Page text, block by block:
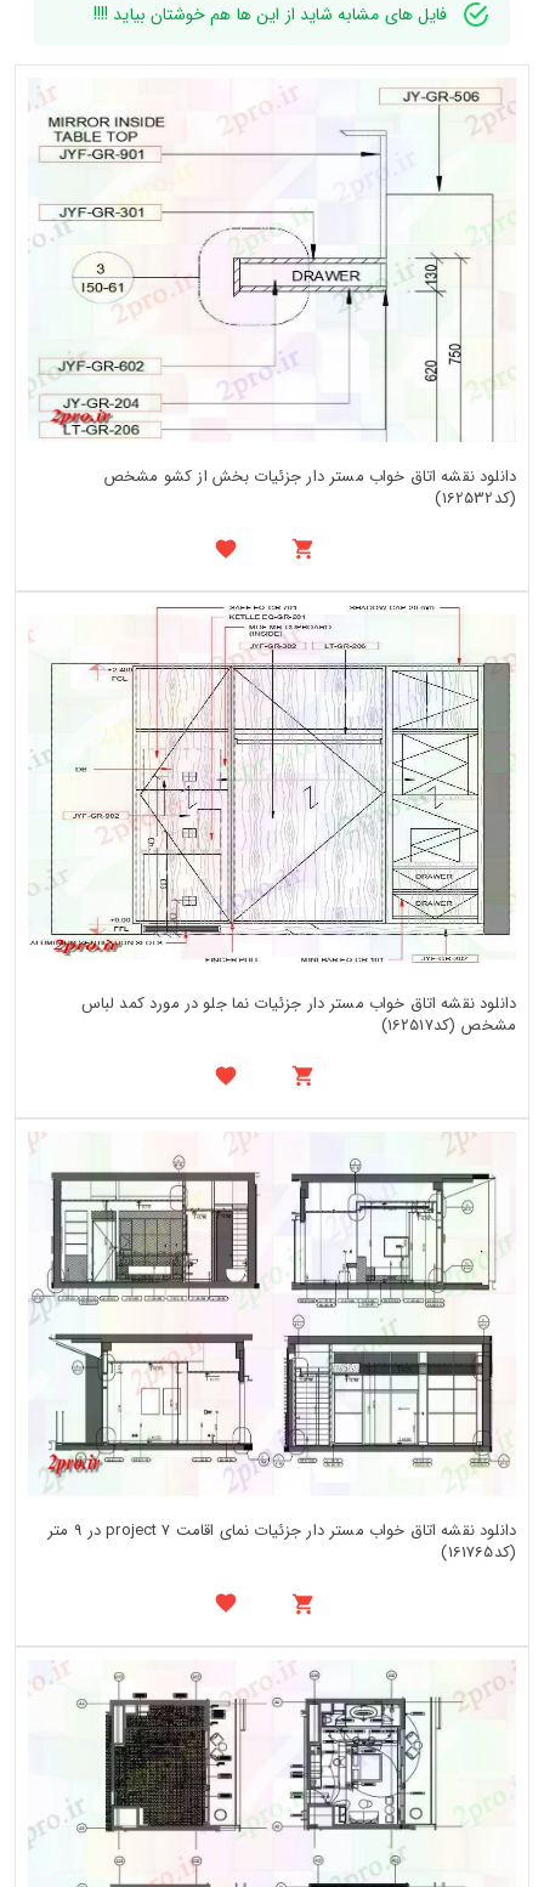
فایل های مشابه شاید از این ها هم خوشتان بیاید !!!!
دانلود نقشه اتاق خواب مستر دار جزئیات بخش از کشو مشخص
(کد162532)
دانلود نقشه اتاق خواب مستر دار جزئیات نما جلو در مورد کمد لباس
مشخص (کد162517)
دانلود نقشه اتاق خواب مستر دار جزئیات نمای اقامت project 7 در 9 متر
(کد161765)